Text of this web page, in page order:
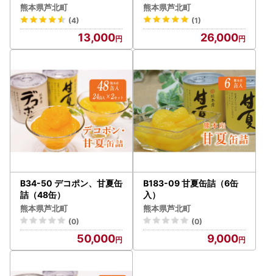
熊本県芦北町
(4)
13,000
熊本県芦北町
(1)
26,000
B34-50 デコポン、甘夏缶
詰（48缶）
熊本県芦北町
(0)
50,000
B183-09 甘夏缶詰（6缶
入）
熊本県芦北町
(0)
9,000